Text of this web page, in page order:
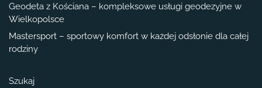
Geodeta z Kościana – kompleksowe usługi geodezyjne w
Wielkopolsce
Mastersport – sportowy komfort w każdej odsłonie dla całej
rodziny
Szukaj